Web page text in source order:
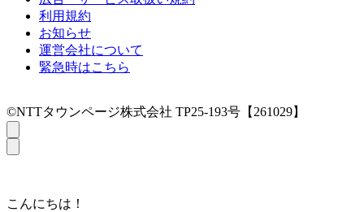
利用規約
お知らせ
運営会社について
緊急時はこちら
©NTTタウンページ株式会社 TP25-193号【261029】
こんにちは！